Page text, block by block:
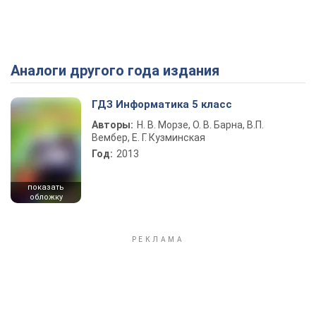
Play Video
Аналоги другого года издания
показать
обложку
ГДЗ Информатика 5 класс
Авторы: Н. В. Морзе, О. В. Барна, В.П.
Вембер, Е. Г. Кузминская
Год: 2013